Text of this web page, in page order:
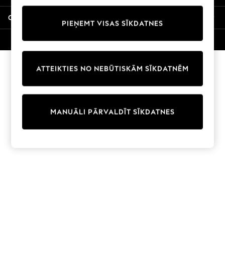
Multipacks
All Boys Sport & Swimwear
Swimwear
Tops
Joggers
Citi pakalpojumi
© 2026 Next Germany GmbH. Visas tiesības aizsargātas.
PIEŅEMT VISAS SĪKDATNES
MANUĀLI PĀRVALDĪT SĪKDATNES
ATTEIKTIES NO NEBŪTISKĀM SĪKDATNĒM